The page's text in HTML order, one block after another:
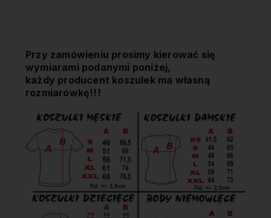
Przy zamówieniu prosimy kierować się
wymiarami podanymi poniżej,
każdy producent koszulek ma własną
rozmiarówkę!!!